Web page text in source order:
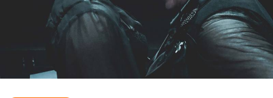
Πολιτική
Οικονομία